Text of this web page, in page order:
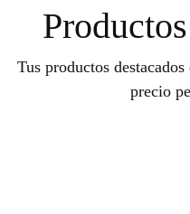
Tus productos
precio